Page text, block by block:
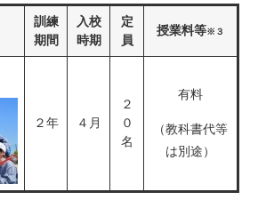
訓練
期間
入校
時期
定
員
授業料等※３
２年 ４月
２
０
名
有料
（教科書代等
は別途）